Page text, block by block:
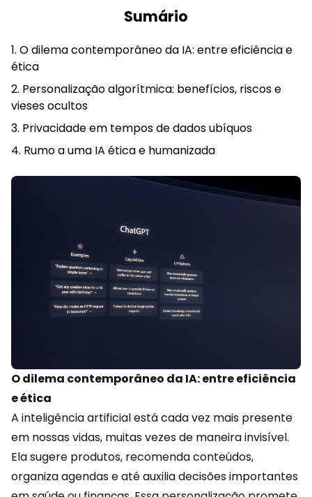
Sumário
O dilema contemporâneo da IA: entre eficiência e
ética
Personalização algorítmica: benefícios, riscos e
vieses ocultos
Privacidade em tempos de dados ubíquos
Rumo a uma IA ética e humanizada
O dilema contemporâneo da IA: entre eficiência
e ética
A inteligência artificialestá cada vez mais presente
em nossas vidas, muitas vezes de maneira invisível.
Ela sugere produtos, recomenda conteúdos,
organiza agendas e até auxilia decisões importantes